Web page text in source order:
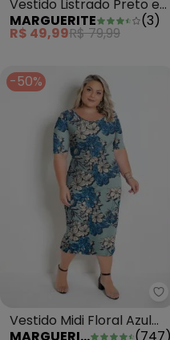
Vestido Listrado Preto e
Branco em Malha
MARGUERITE (3)
R$ 49,99R$ 79,99
-50%
Vestido Midi Floral Azul
MARGUERITE (747)